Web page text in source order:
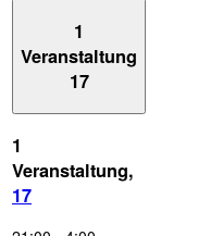
1
Veranstaltung
17
1
Veranstaltung,
17